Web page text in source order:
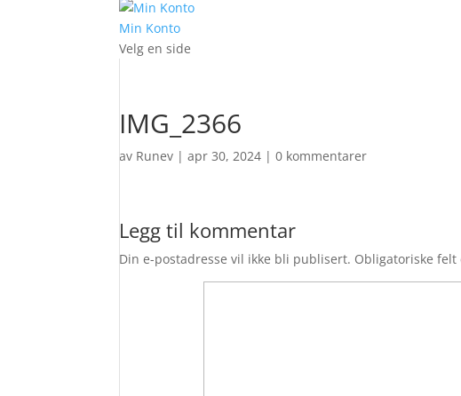
Min Konto
Velg en side
IMG_2366
av Runev |apr 30, 2024 |0 kommentarer
Legg til kommentar
Din e-postadresse vil ikke bli publisert. Obligatoriske